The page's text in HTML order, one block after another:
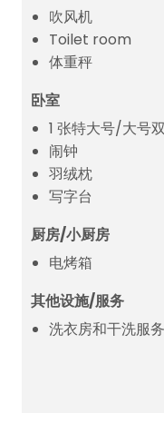
吹风机
Toilet room
体重秤
卧室
1 张特大号/大号
闹钟
羽绒枕
写字台
厨房/小厨房
电烤箱
其他设施/服务
洗衣房和干洗服